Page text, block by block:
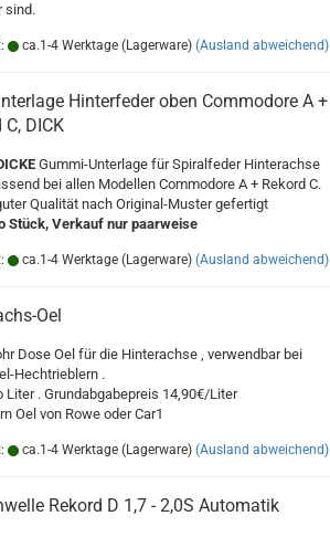
sind.
ca.1-4 Werktage (Lagerware) (Ausland abweichend)
Hinterfeder oben Commodore A +
C, DICK
Gummi-Unterlage für Spiralfeder Hinterachse
bei allen Modellen Commodore A + Rekord C.
Qualität nach Original-Muster gefertigt
Stück, Verkauf nur paarweise
ca.1-4 Werktage (Lagerware) (Ausland abweichend)
Oel
Dose Oel für die Hinterachse , verwendbar bei
Hechtrieblern .
Liter . Grundabgabepreis 14,90€/Liter
Oel von Rowe oder Car1
ca.1-4 Werktage (Lagerware) (Ausland abweichend)
Rekord D 1,7 - 2,0S Automatik